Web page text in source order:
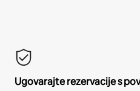
Ugovarajte rezervacije s